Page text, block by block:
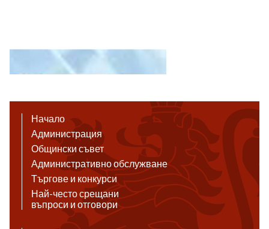
Начало
Администрация
Общински съвет
Административно обслужване
Търгове и конкурси
Най-често срещани
въпроси и отговори